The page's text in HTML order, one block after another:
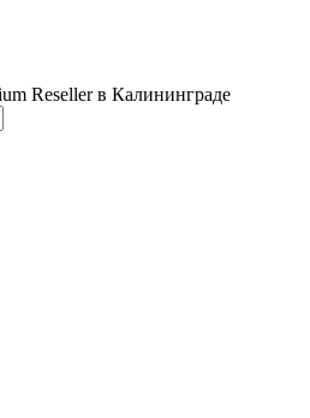
Reseller в Калининграде